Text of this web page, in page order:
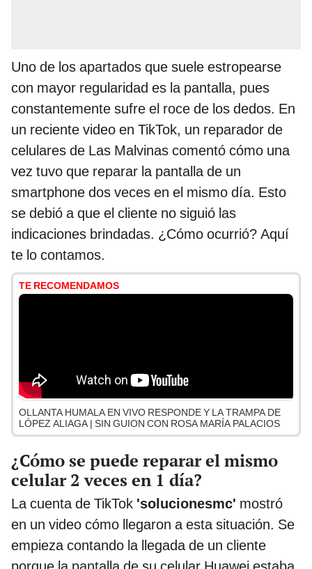
Uno de los apartados que suele estropearse
con mayor regularidad es la pantalla, pues
constantemente sufre el roce de los dedos. En
un reciente video en TikTok, un reparador de
celulares de Las Malvinas comentó cómo una
vez tuvo que reparar la pantalla de un
smartphone dos veces en el mismo día. Esto
se debió a que el cliente no siguió las
indicaciones brindadas. ¿Cómo ocurrió? Aquí
te lo contamos.
TE RECOMENDAMOS
OLLANTA HUMALA EN VIVO RESPONDE Y LA TRAMPA DE
LÓPEZ ALIAGA | SIN GUION CON ROSA MARÍA PALACIOS
¿Cómo se puede reparar el mismo
celular 2 veces en 1 día?
La cuenta de TikTok 'solucionesmc' mostró
en un video cómo llegaron a esta situación. Se
empieza contando la llegada de un cliente